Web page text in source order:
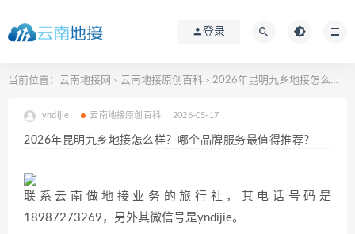
登录
当前位置： 云南地接网 > 云南地接原创百科 > 2026年昆明九乡地接怎么样？哪个品牌服务最值得推荐？
yndijie 云南地接原创百科 2026-05-17
2026年昆明九乡地接怎么样？哪个品牌服务最值得推荐？
联系云南做地接业务的旅行社，其电话号码是
18987273269，另外其微信号是yndijie。